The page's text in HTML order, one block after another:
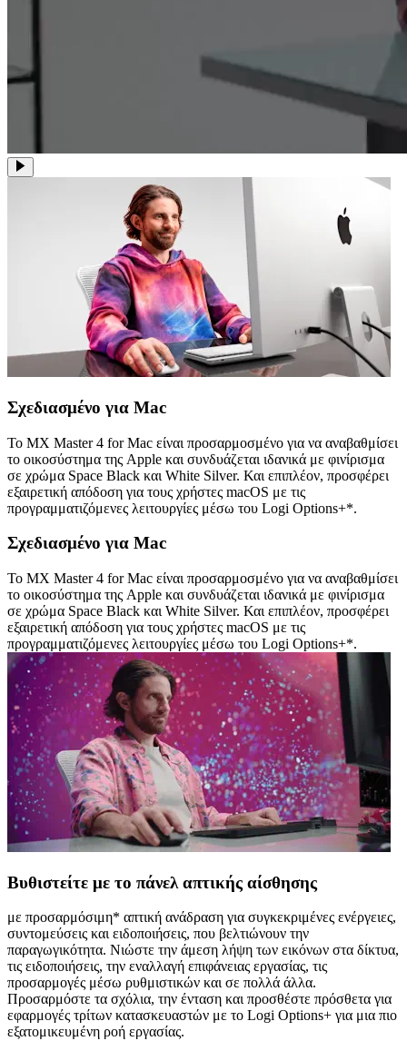
Σχεδιασμένο για Mac
Το MX Master 4 for Mac είναι προσαρμοσμένο για να αναβαθμίσει
το οικοσύστημα της Apple και συνδυάζεται ιδανικά με φινίρισμα
σε χρώμα Space Black και White Silver. Και επιπλέον, προσφέρει
εξαιρετική απόδοση για τους χρήστες macOS με τις
προγραμματιζόμενες λειτουργίες μέσω του Logi Options+*.
Σχεδιασμένο για Mac
Το MX Master 4 for Mac είναι προσαρμοσμένο για να αναβαθμίσει
το οικοσύστημα της Apple και συνδυάζεται ιδανικά με φινίρισμα
σε χρώμα Space Black και White Silver. Και επιπλέον, προσφέρει
εξαιρετική απόδοση για τους χρήστες macOS με τις
προγραμματιζόμενες λειτουργίες μέσω του Logi Options+*.
Βυθιστείτε με το πάνελ απτικής αίσθησης
με προσαρμόσιμη* απτική ανάδραση για συγκεκριμένες ενέργειες,
συντομεύσεις και ειδοποιήσεις, που βελτιώνουν την
παραγωγικότητα. Νιώστε την άμεση λήψη των εικόνων στα δίκτυα,
τις ειδοποιήσεις, την εναλλαγή επιφάνειας εργασίας, τις
προσαρμογές μέσω ρυθμιστικών και σε πολλά άλλα.
Προσαρμόστε τα σχόλια, την ένταση και προσθέστε πρόσθετα για
εφαρμογές τρίτων κατασκευαστών με το Logi Options+ για μια πιο
εξατομικευμένη ροή εργασίας.